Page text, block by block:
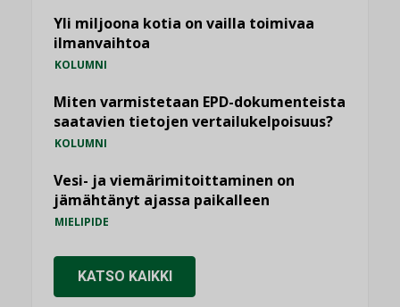
Yli miljoona kotia on vailla toimivaa
ilmanvaihtoa
KOLUMNI
Miten varmistetaan EPD-dokumenteista
saatavien tietojen vertailukelpoisuus?
KOLUMNI
Vesi- ja viemärimitoittaminen on
jämähtänyt ajassa paikalleen
MIELIPIDE
KATSO KAIKKI